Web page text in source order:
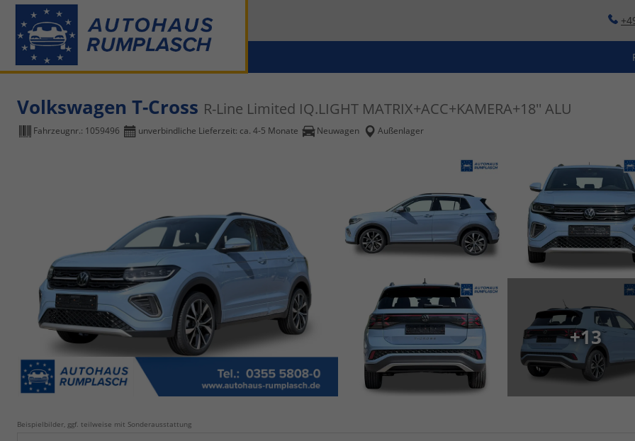
Volkswagen T-Cross R-Line Limited IQ.LIGHT MATRIX+ACC+KAMERA+18'' ALU
Fahrzeugnr.: 1059496 unverbindliche Lieferzeit: ca. 4-5 Monate Neuwagen Außenlager
+13
Beispielbilder, ggf. teilweise mit Sonderausstattung